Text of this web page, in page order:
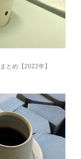
とめ【2022年】